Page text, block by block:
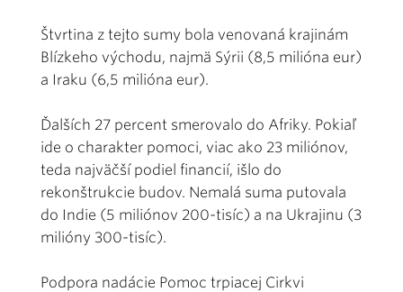
Štvrtina z tejto sumy bola venovaná krajinám
Blízkeho východu, najmä Sýrii (8,5 milióna eur)
a Iraku (6,5 milióna eur).
Ďalších 27 percent smerovalo do Afriky. Pokiaľ
ide o charakter pomoci, viac ako 23 miliónov,
teda najväčší podiel financií, išlo do
rekonštrukcie budov. Nemalá suma putovala
do Indie (5 miliónov 200-tisíc) a na Ukrajinu (3
milióny 300-tisíc).
Podpora nadácie Pomoc trpiacej Cirkvi